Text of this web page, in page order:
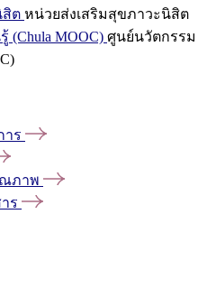
สิต หน่วยส่งเสริมสุขภาวะนิสิต
(Chula MOOC) ศูนย์นวัตกรรม
าร
ณภาพ
ร